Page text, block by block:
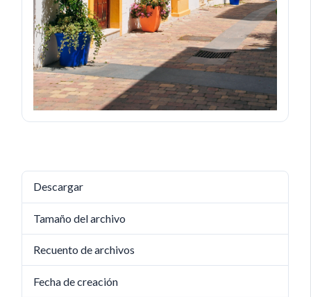
Descargar
Tamaño del archivo
Recuento de archivos
Fecha de creación